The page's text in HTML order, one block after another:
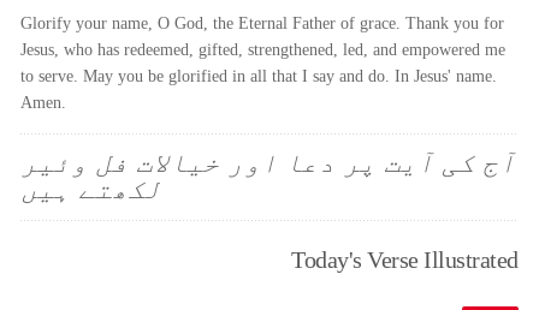
Glorify your name, O God, the Eternal Father of grace. Thank you for
Jesus, who has redeemed, gifted, strengthened, led, and empowered me
to serve. May you be glorified in all that I say and do. In Jesus' name.
Amen.
آج کی آیت پر دعا اور خیالات فل وئیر
لکھتے ہیں
Today's Verse Illustrated